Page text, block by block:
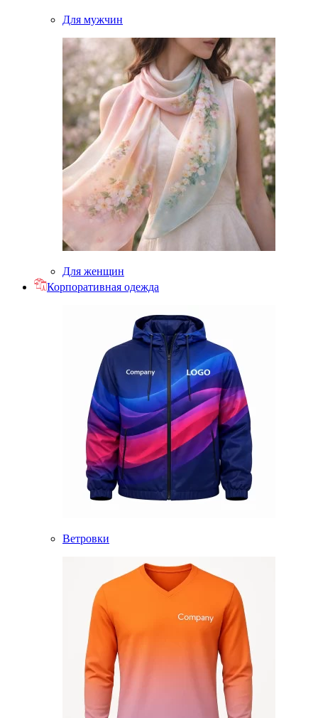
Для мужчин
Для женщин
Корпоративная одежда
Ветровки